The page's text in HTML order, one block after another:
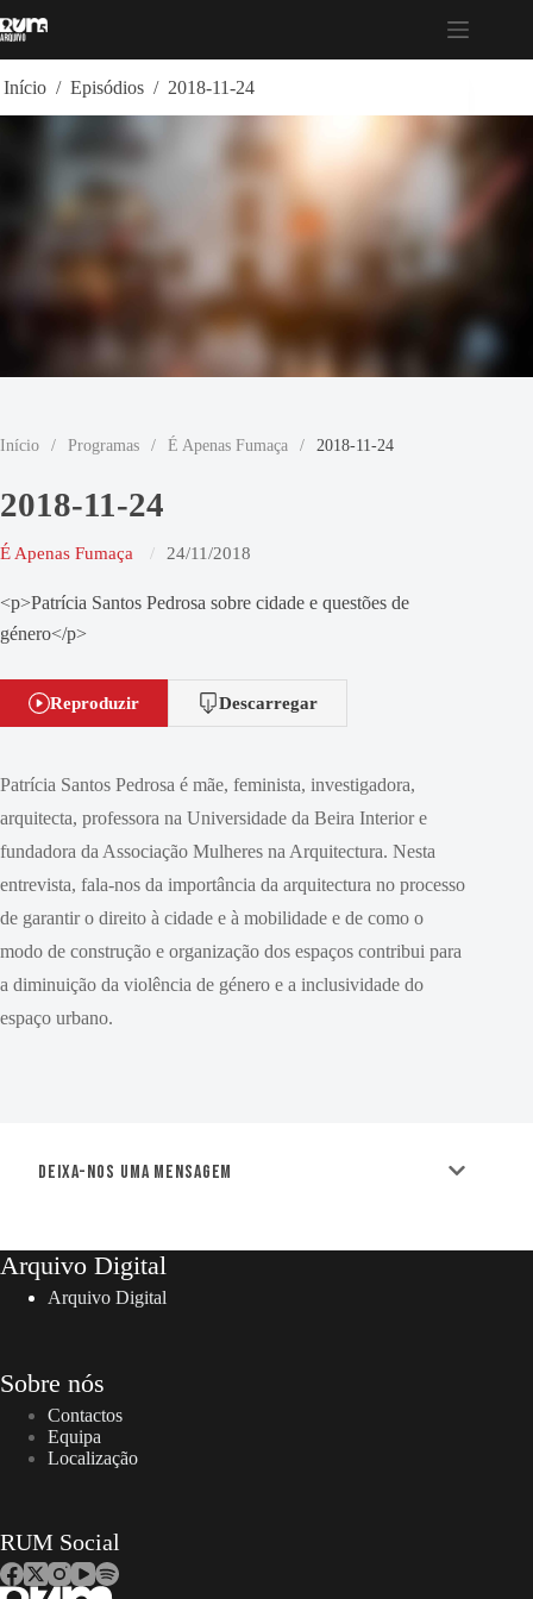
para
Início / Episódios / 2018-11-24
Início / Programas / É Apenas Fumaça / 2018-11-24
2018-11-24
É Apenas Fumaça 24/11/2018
<p>Patrícia Santos Pedrosa sobre cidade e questões de
género</p>
Reproduzir Descarregar
Patrícia Santos Pedrosa é mãe, feminista, investigadora,
arquitecta, professora na Universidade da Beira Interior e
fundadora da Associação Mulheres na Arquitectura. Nesta
entrevista, fala-nos da importância da arquitectura no processo
de garantir o direito à cidade e à mobilidade e de como o
modo de construção e organização dos espaços contribui para
a diminuição da violência de género e a inclusividade do
espaço urbano.
Deixa-nos uma mensagem
Arquivo Digital
Arquivo Digital
Sobre nós
Contactos
Equipa
Localização
RUM Social